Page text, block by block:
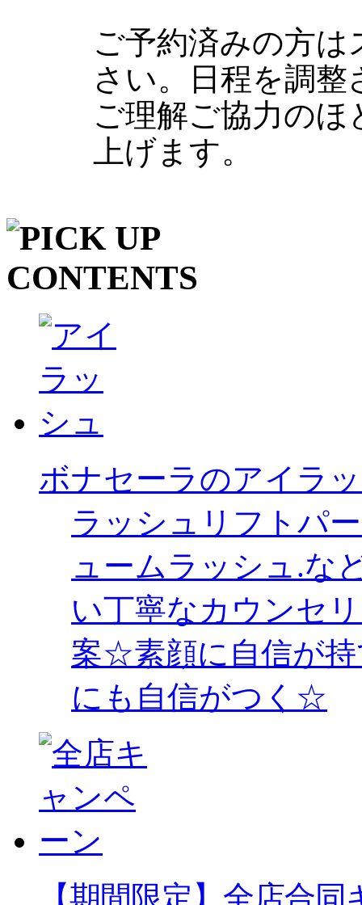
ご予約済みの方
さい。日程を調
ご理解ご協力の
上げます。
ボナセーラのアイラ
ラッシュリフトパ
ュームラッシュ.な
い丁寧なカウンセ
案☆素顔に自信が
にも自信がつく☆
【期間限定】全店合